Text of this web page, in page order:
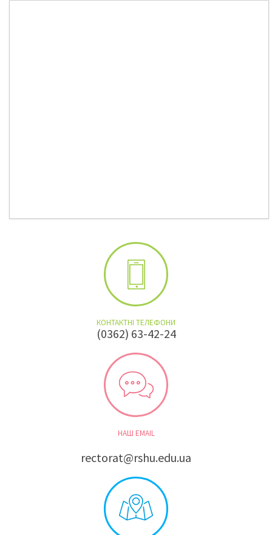
КОНТАКТНІ ТЕЛЕФОНИ
(0362) 63-42-24
НАШ EMAIL
rectorat@rshu.edu.ua